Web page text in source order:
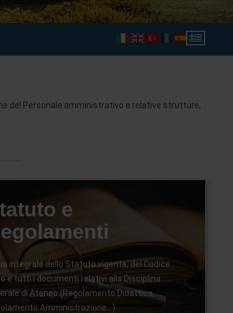
del Personale amministrativo e relative strutture,
e
integrale dello Statuto vigente, del Codice
e tutti i documenti relativi alla Disciplina
di Ateneo (Regolamento Didattica,
Amministrazione…).